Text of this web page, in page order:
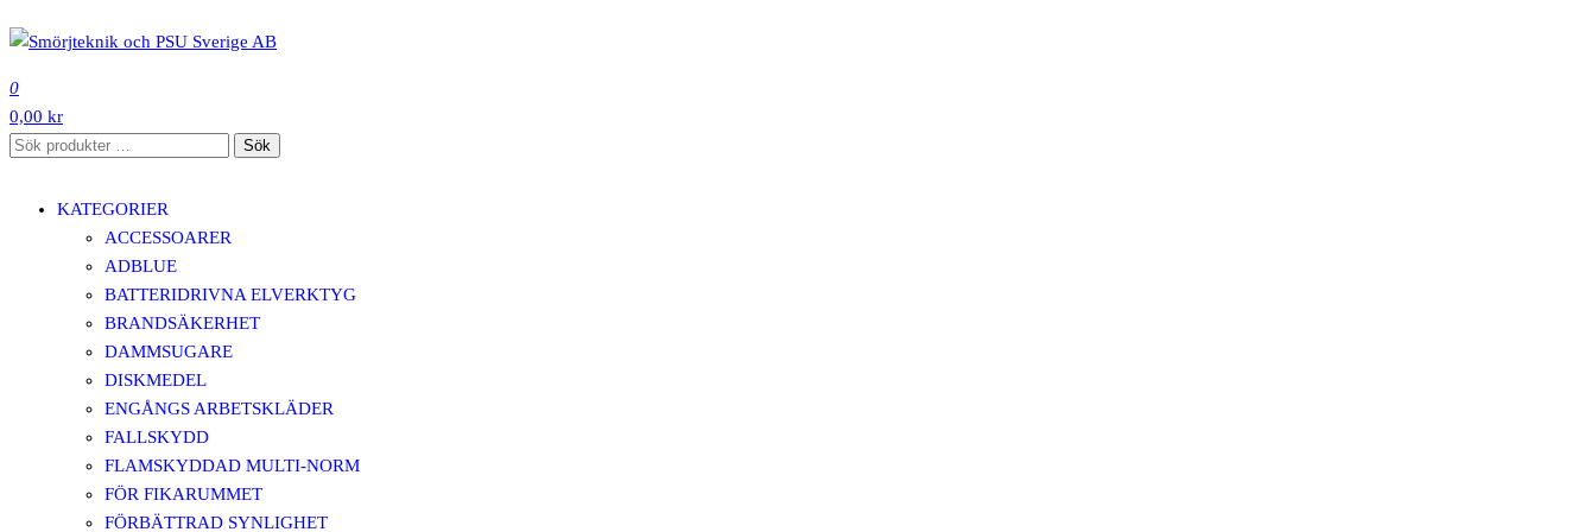
till
innehåll
0
0,00 kr
Sök
Sök
KATEGORIER
ACCESSOARER
ADBLUE
BATTERIDRIVNA ELVERKTYG
BRANDSÄKERHET
DAMMSUGARE
DISKMEDEL
ENGÅNGS ARBETSKLÄDER
FALLSKYDD
FLAMSKYDDAD MULTI-NORM
FÖR FIKARUMMET
FÖRBÄTTRAD SYNLIGHET